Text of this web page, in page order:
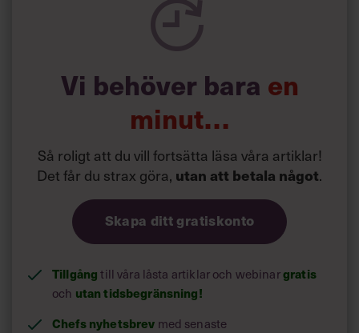
Vi behöver bara en
minut…
Så roligt att du vill fortsätta läsa våra artiklar!
Det får du strax göra, utan att betala något.
Skapa ditt gratiskonto
Tillgång till våra låsta artiklar och webinargratis
och utan tidsbegränsning!
Chefs nyhetsbrev med senaste